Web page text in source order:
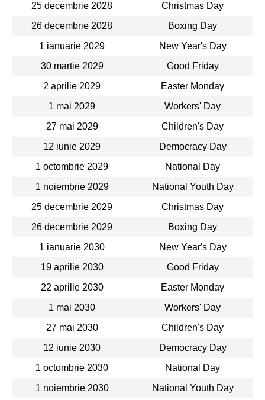
25 decembrie 2028
Christmas Day
26 decembrie 2028
Boxing Day
1 ianuarie 2029
New Year's Day
30 martie 2029
Good Friday
2 aprilie 2029
Easter Monday
1 mai 2029
Workers' Day
27 mai 2029
Children's Day
12 iunie 2029
Democracy Day
1 octombrie 2029
National Day
1 noiembrie 2029
National Youth Day
25 decembrie 2029
Christmas Day
26 decembrie 2029
Boxing Day
1 ianuarie 2030
New Year's Day
19 aprilie 2030
Good Friday
22 aprilie 2030
Easter Monday
1 mai 2030
Workers' Day
27 mai 2030
Children's Day
12 iunie 2030
Democracy Day
1 octombrie 2030
National Day
1 noiembrie 2030
National Youth Day